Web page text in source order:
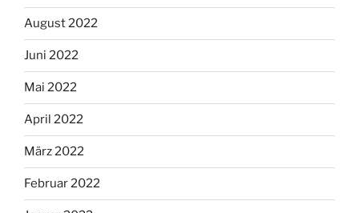
August 2022
Juni 2022
Mai 2022
April 2022
März 2022
Februar 2022